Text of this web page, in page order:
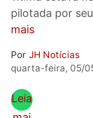
Bairro Balsa,
vítima estava
mais
Por
quarta-feira, 05/